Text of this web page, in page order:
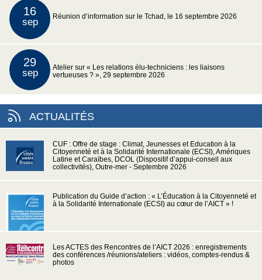
16
sep Réunion d’information sur le Tchad, le 16 septembre 2026
29
sep
Atelier sur « Les relations élu-techniciens : les liaisons
vertueuses ? », 29 septembre 2026
ACTUALITÉS
CUF : Offre de stage : Climat, Jeunesses et Education à la
Citoyenneté et à la Solidarité Internationale (ECSI), Amériques
Latine et Caraïbes, DCOL (Dispositif d’appui-conseil aux
collectivités), Outre-mer - Septembre 2026
Publication du Guide d’action : « L’Éducation à la Citoyenneté et
à la Solidarité Internationale (ECSI) au cœur de l’AICT » !
Les ACTES des Rencontres de l’AICT 2026 : enregistrements
des conférences /réunions/ateliers : vidéos, comptes-rendus &
photos